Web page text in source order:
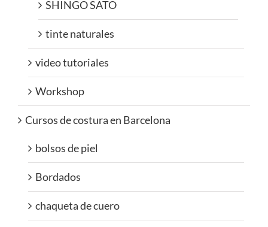
SHINGO SATO
tinte naturales
video tutoriales
Workshop
Cursos de costura en Barcelona
bolsos de piel
Bordados
chaqueta de cuero